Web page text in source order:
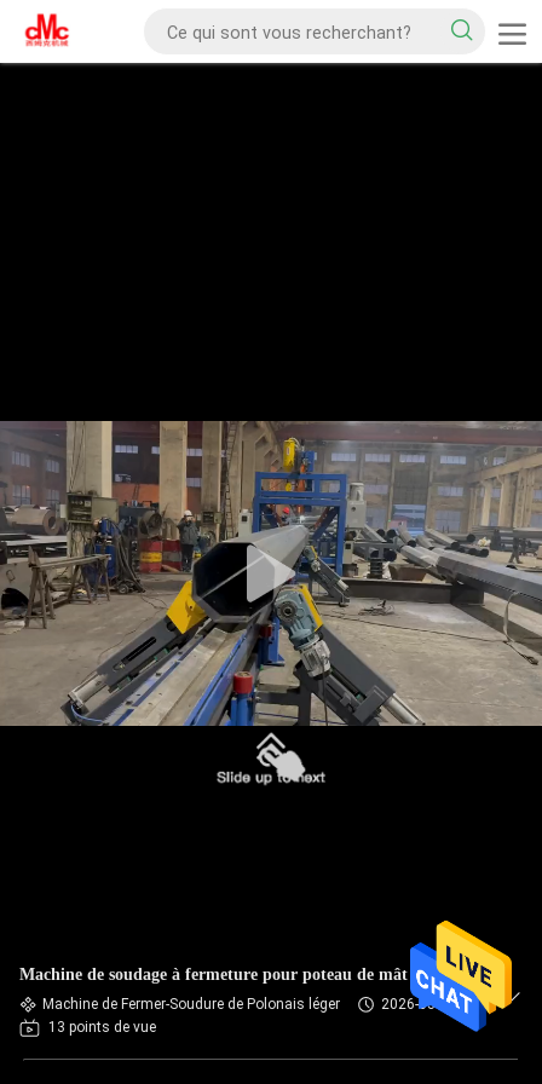
Machine de soudage à fermeture pour poteau de mât élevé
Machine de Fermer-Soudure de Polonais léger
2026-03-20
13 points de vue